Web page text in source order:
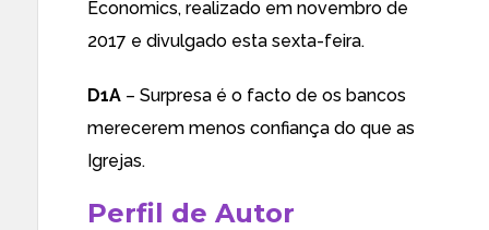
Economics, realizado em novembro de
2017 e divulgado esta sexta-feira.
D1A – Surpresa é o facto de os bancos
merecerem menos confiança do que as
Igrejas.
Perfil de Autor